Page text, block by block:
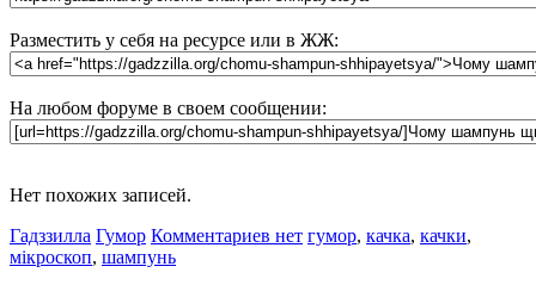
Разместить у себя на ресурсе или в ЖЖ:
На любом форуме в своем сообщении:
Нет похожих записей.
Гадззилла Гумор Комментариев нет гумор, качка, качки,
мікроскоп, шампунь